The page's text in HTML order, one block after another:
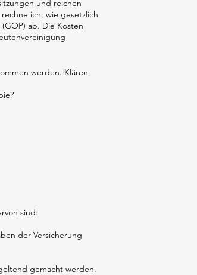
und reichen
ich, wie gesetzlich
ab. Die Kosten
werden. Klären
sind:
der Versicherung
gemacht werden.